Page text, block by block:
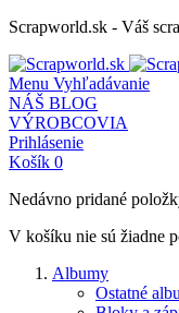
Scrapworld.sk - Váš
Menu Vyhľadávanie
NÁŠ BLOG
VÝROBCOVIA
Prihlásenie
Košík 0
Nedávno pridané
V košíku nie sú žiadne
Albumy
Ostatné